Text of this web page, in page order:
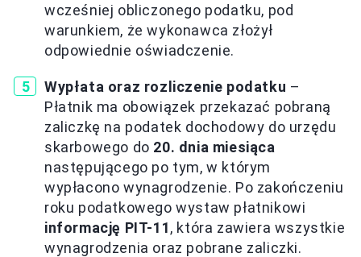
wcześniej obliczonego podatku, pod
warunkiem, że wykonawca złożył
odpowiednie oświadczenie.
Wypłata oraz rozliczenie podatku –
Płatnik ma obowiązek przekazać pobraną
zaliczkę na podatek dochodowy do urzędu
skarbowego do 20. dnia miesiąca
następującego po tym, w którym
wypłacono wynagrodzenie. Po zakończeniu
roku podatkowego wystaw płatnikowi
informację PIT-11, która zawiera wszystkie
wynagrodzenia oraz pobrane zaliczki.